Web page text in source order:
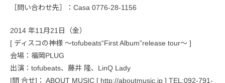
［問い合わせ先］：Casa 0776-28-1156
2014 年11月21日（金）
[ ディスコの神様 ～tofubeats“First Album”release tour～ ]
会場：福岡PLUG
出演：tofubeats、藤井 隆、LinQ Lady
[問 合せ]： ABOUT MUSIC [ http://aboutmusic.jp ] TEL:092-791-